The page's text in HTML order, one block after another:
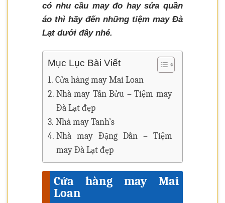
có nhu cầu may đo hay sửa quần
áo thì hãy đến những tiệm may Đà
Lạt dưới đây nhé.
Mục Lục Bài Viết
Cửa hàng may Mai Loan
Nhà may Tấn Bửu – Tiệm may
Đà Lạt đẹp
Nhà may Tanh’s
Nhà may Đặng Dần – Tiệm
may Đà Lạt đẹp
Cửa hàng may Mai
Loan